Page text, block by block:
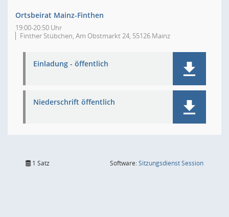
Ortsbeirat Mainz-Finthen
19:00-20:50 Uhr
Finther Stübchen, Am Obstmarkt 24, 55126 Mainz
Einladung - öffentlich
Niederschrift öffentlich
1 Satz Software:SitzungsdienstSession(Wird in